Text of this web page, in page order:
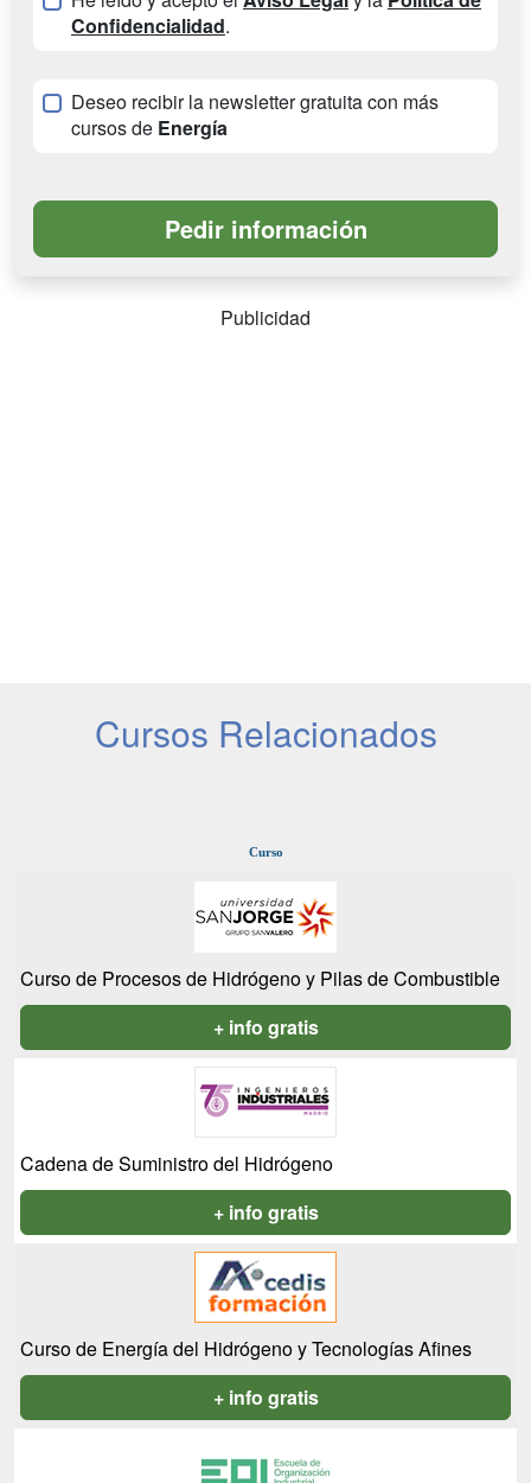
Confidencialidad.
Deseo recibir la newsletter gratuita con más
cursos de Energía
Publicidad
Cursos Relacionados
Curso
Curso de Procesos de Hidrógeno y Pilas de Combustible
+ info gratis
Cadena de Suministro del Hidrógeno
+ info gratis
Curso de Energía del Hidrógeno y Tecnologías Afines
+ info gratis